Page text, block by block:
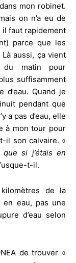
mon robinet.
on n’a eu de
il faut rapidement
parce que les
aussi, ça vient
du matin pour
suffisamment
Quand je
pendant que
a pas d’eau, elle
à mon tour pour
il son calvaire. «
si j’étais en
t-il.
de la
eau, pas une
d’eau selon
de trouver «